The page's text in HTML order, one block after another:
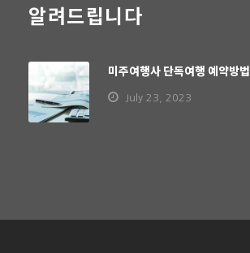
알려드립니다
미주여행사 단독여행 예약방법
July 23, 2023